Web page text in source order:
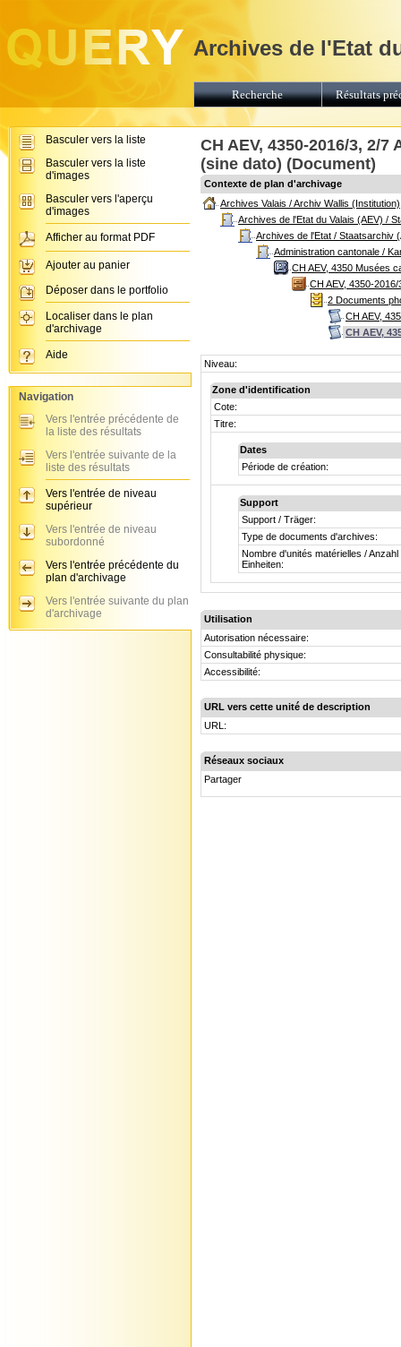
CH AEV, 4350-2016/3, 2/
(sine dato) (Document)
Contexte de plan d'archivage
Archives Valais / Archiv Wallis (Institution)
Archives de l'Etat du Valais (AEV) /
Archives de l'Etat / Staatsarchiv
Administration cantonale /
CH AEV, 4350 Musées
CH AEV, 4350-
2 Documents
CH AEV,
CH AEV,
Niveau:
Zone d'identification
Cote:
Titre:
Dates
Période de création:
Support
Support / Träger:
Type de documents d'archives:
Nombre d'unités matérielles / Anzahl
Einheiten:
Utilisation
Autorisation nécessaire:
Consultabilité physique:
Accessibilité:
URL vers cette unité de description
URL:
Réseaux sociaux
Partager
Archives de l'Etat
Recherche Résultats
Basculer vers la liste
Basculer vers la liste
d'images
Basculer vers l'aperçu
d'images
Afficher au format PDF
Ajouter au panier
Déposer dans le portfolio
Localiser dans le plan
d'archivage
Aide
Navigation
Vers l'entrée précédente de
la liste des résultats
Vers l'entrée suivante de la
liste des résultats
Vers l'entrée de niveau
supérieur
Vers l'entrée de niveau
subordonné
Vers l'entrée précédente du
plan d'archivage
Vers l'entrée suivante du plan
d'archivage